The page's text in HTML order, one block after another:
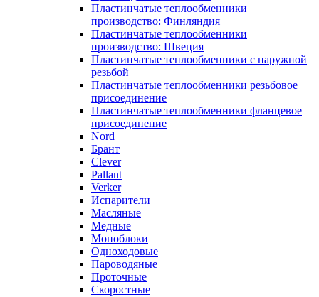
Пластинчатые теплообменники
производство: Финляндия
Пластинчатые теплообменники
производство: Швеция
Пластинчатые теплообменники с наружной
резьбой
Пластинчатые теплообменники резьбовое
присоединение
Пластинчатые теплообменники фланцевое
присоединение
Nord
Брант
Clever
Pallant
Verker
Испарители
Масляные
Медные
Моноблоки
Одноходовые
Пароводяные
Проточные
Скоростные